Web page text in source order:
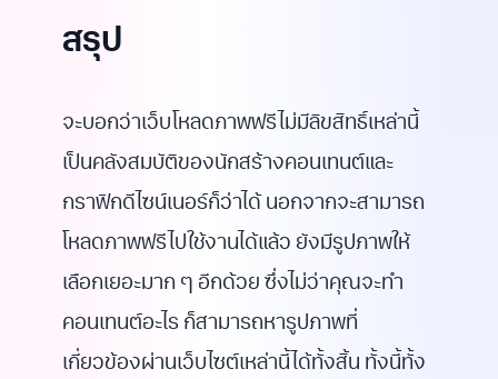
สรุป
จะบอกว่าเว็บโหลดภาพฟรีไม่มีลิขสิทธิ์เหล่านี้
เป็นคลังสมบัติของนักสร้างคอนเทนต์และ
กราฟิกดีไซน์เนอร์ก็ว่าได้ นอกจากจะสามารถ
โหลดภาพฟรีไปใช้งานได้แล้ว ยังมีรูปภาพให้
เลือกเยอะมาก ๆ อีกด้วย ซึ่งไม่ว่าคุณจะทำ
คอนเทนต์อะไร ก็สามารถหารูปภาพที่
เกี่ยวข้องผ่านเว็บไซต์เหล่านี้ได้ทั้งสิ้น ทั้งนี้ทั้ง